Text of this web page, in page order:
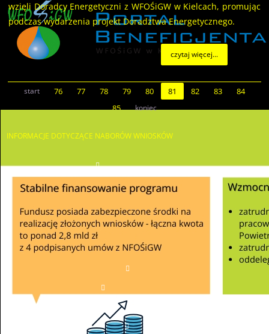
wzięli Doradcy Energetyczni z WFOŚiGW w Kielcach, promując
podczas wydarzenia projekt Doradztwa Energetycznego.
czytaj więcej...
start 76 77 78 79 80 81 82 83
84
85
koniec
INFORMACJE DOTYCZĄCE NABORÓW WNIOSKÓW
AKTUALNE NABORY
PRZEDSIĘBIORCY
PJB